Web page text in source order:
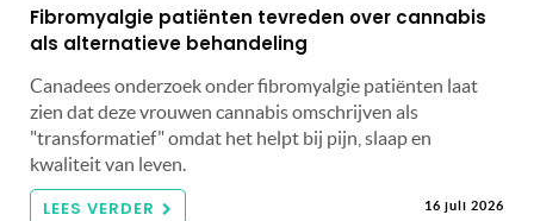
Fibromyalgie patiënten tevreden over cannabis
als alternatieve behandeling
Canadees onderzoek onder fibromyalgie patiënten laat
zien dat deze vrouwen cannabis omschrijven als
"transformatief" omdat het helpt bij pijn, slaap en
kwaliteit van leven.
LEES VERDER 16 juli 2026